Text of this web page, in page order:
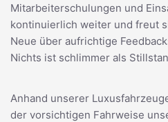
Mitarbeiterschulungen und
kontinuierlich weiter und freut
Neue über aufrichtige
Nichts ist schlimmer als
Anhand unserer
der vorsichtigen Fahrweise